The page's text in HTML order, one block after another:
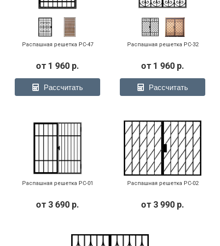
Распашная решетка РС-47
от 1 960 р.
Рассчитать
Распашная решетка РС-32
от 1 960 р.
Рассчитать
Распашная решетка РС-01
от 3 690 р.
Распашная решетка РС-02
от 3 990 р.